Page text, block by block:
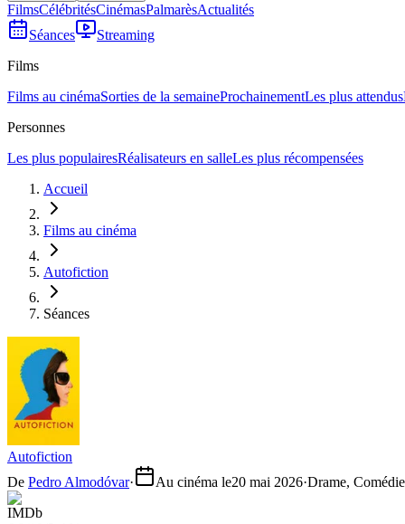
FilmsCélébritésCinémasPalmarèsActualités
Séances
Streaming
Films
Films au cinémaSorties de la semaineProchainementLes plus attendus
Personnes
Les plus populairesRéalisateurs en salleLes plus récompensées
Accueil
Films au cinéma
Autofiction
Séances
Autofiction
De Pedro Almodóvar· Au cinéma le20 mai 2026·Drame, Comédie